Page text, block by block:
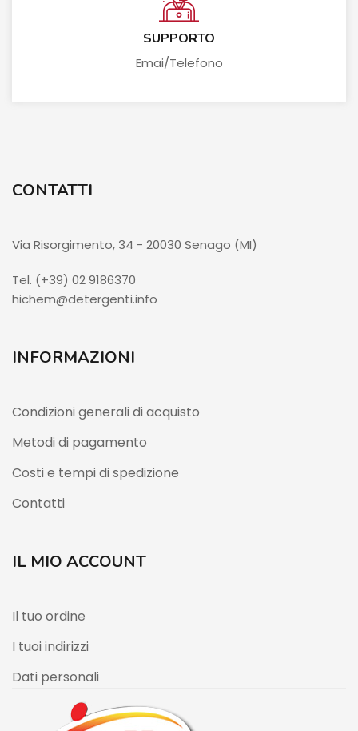
SUPPORTO
Emai/Telefono
CONTATTI
Via Risorgimento, 34 - 20030 Senago (MI)
Tel. (+39) 02 9186370
hichem@detergenti.info
INFORMAZIONI
Condizioni generali di acquisto
Metodi di pagamento
Costi e tempi di spedizione
Contatti
IL MIO ACCOUNT
Il tuo ordine
I tuoi indirizzi
Dati personali